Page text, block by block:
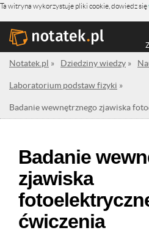
Ta witryna wykorzystuje pliki cookie, dowiedz się
Notatek.pl » Dziedziny wiedzy »
Laboratorium podstaw fizyki »
Badanie wewnętrznego zjawiska
Badanie
zjawiska
ćwiczenia